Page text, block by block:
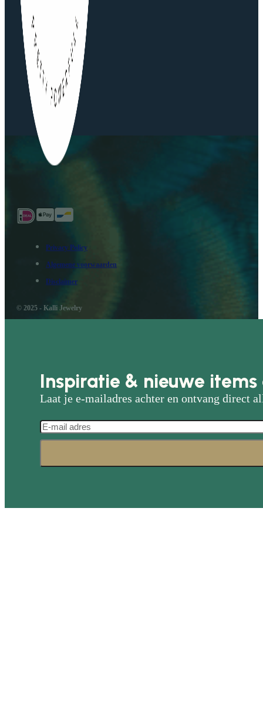
Privacy Policy
Algemene voorwaarden
Disclaimer
© 2025 - Kalli Jewelry
Inspiratie & nieuwe
Laat je e-mailadres achter en ontvang direct